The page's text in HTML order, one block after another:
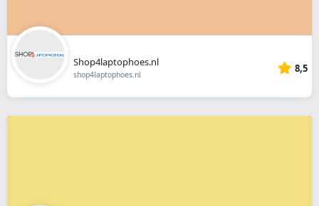
Shop4laptophoes.nl
shop4laptophoes.nl 8,5